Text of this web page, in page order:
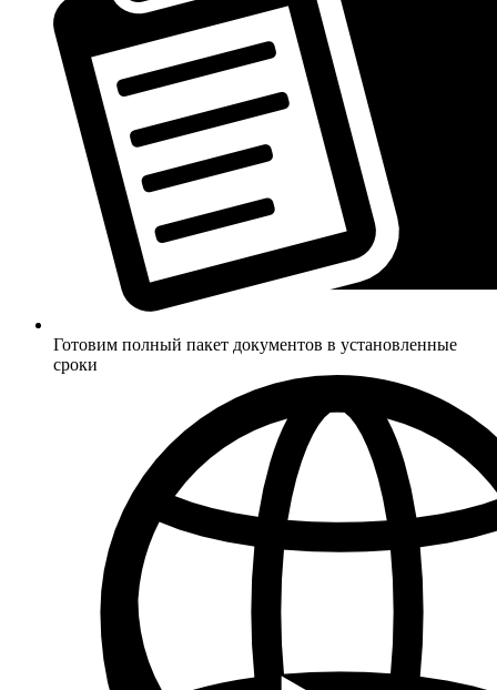
Готовим полный пакет документов в установленные
сроки